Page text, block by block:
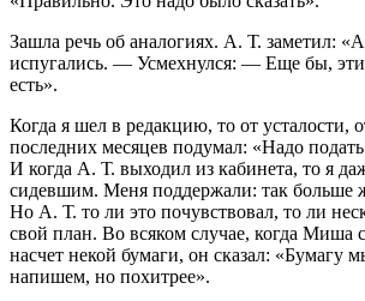
Зашла речь об аналогиях. А. Т. заметил:
испугались. — Усмехнулся: — Еще бы, эти
есть».
Когда я шел в редакцию, то от усталости,
последних месяцев подумал: «Надо
И когда А. Т. выходил из кабинета, то я
сидевшим. Меня поддержали: так больше
Но А. Т. то ли это почувствовал, то ли
свой план. Во всяком случае, когда Миша
насчет некой бумаги, он сказал: «Бумагу
напишем, но похитрее».